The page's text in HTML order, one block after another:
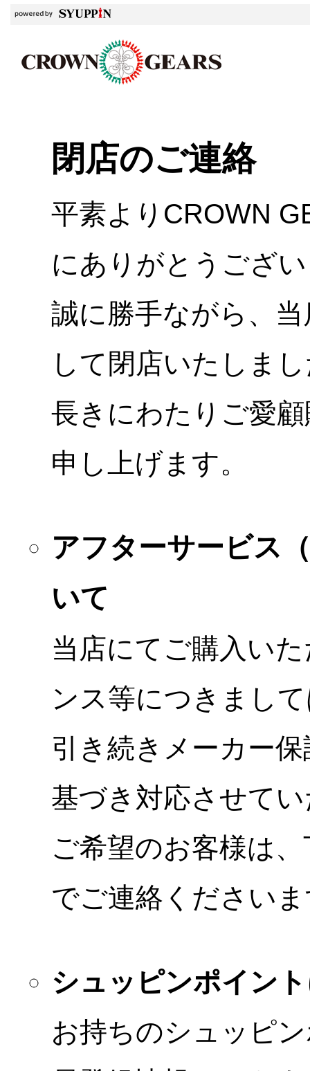
閉店のご連絡
平素よりCROWN
にありがとうござ
誠に勝手ながら、
して閉店いたしま
長きにわたりご愛
申し上げます。
アフターサービス
いて
当店にてご購入い
ンス等につきまし
引き続きメーカー
基づき対応させて
ご希望のお客様は
でご連絡ください
シュッピンポイン
お持ちのシュッピ